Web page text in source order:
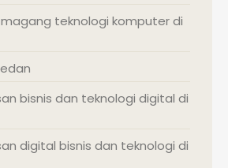
teknologi komputer di
bisnis dan teknologi digital di
digital bisnis dan teknologi di